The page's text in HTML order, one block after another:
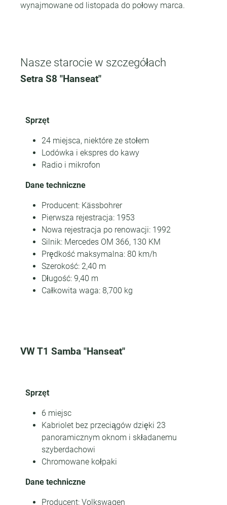
wynajmowane od listopada do połowy marca.
Nasze starocie w szczegółach
Setra S8 "Hanseat"
Sprzęt
24 miejsca, niektóre ze stołem
Lodówka i ekspres do kawy
Radio i mikrofon
Dane techniczne
Producent: Kässbohrer
Pierwsza rejestracja: 1953
Nowa rejestracja po renowacji: 1992
Silnik: Mercedes OM 366, 130 KM
Prędkość maksymalna: 80 km/h
Szerokość: 2,40 m
Długość: 9,40 m
Całkowita waga: 8,700 kg
VW T1 Samba "Hanseat"
Sprzęt
6 miejsc
Kabriolet bez przeciągów dzięki 23
panoramicznym oknom i składanemu
szyberdachowi
Chromowane kołpaki
Dane techniczne
Producent: Volkswagen